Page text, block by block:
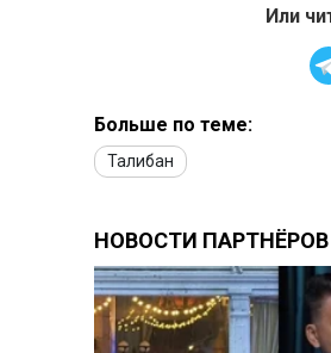
Или
Больше по теме:
Талибан